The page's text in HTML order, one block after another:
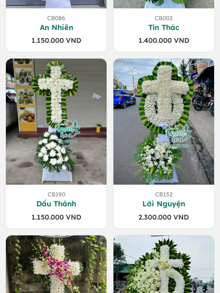
CB086
An Nhiên
1.150.000 VND
CB002
Tín Thác
1.400.000 VND
CB190
Dấu Thánh
1.150.000 VND
CB152
Lời Nguyện
2.300.000 VND